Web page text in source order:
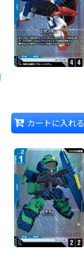
カートに入れる